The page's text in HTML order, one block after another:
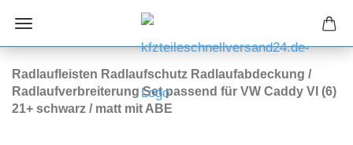
Radlaufleisten Radlaufschutz Radlaufabdeckung /
Radlaufverbreiterung Set passend für VW Caddy VI (6)
21+ schwarz / matt mit ABE